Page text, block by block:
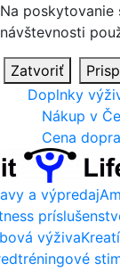
Na poskytovanie
návštevnosti
Zatvoriť
Doplnky
Nákup v
Cena
a výpredaj
výživa